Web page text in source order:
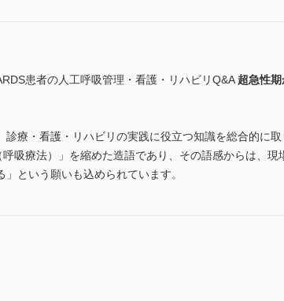
患者の人工呼吸管理・看護・リハビリQ&A超急性
療・看護・リハビリの実践に役立つ知識を総合的に取
吸療法）」を縮めた造語であり、その語感からは、
という願いも込められています。